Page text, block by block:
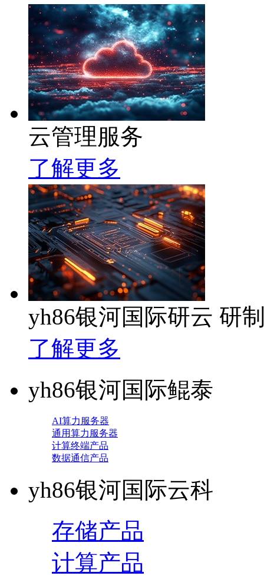
云管理服务
了解更多
yh86银河国际研云 研
了解更多
yh86银河国际鲲泰
AI算力服务器
通用算力服务器
计算终端产品
数据通信产品
yh86银河国际云科
存储产品
计算产品